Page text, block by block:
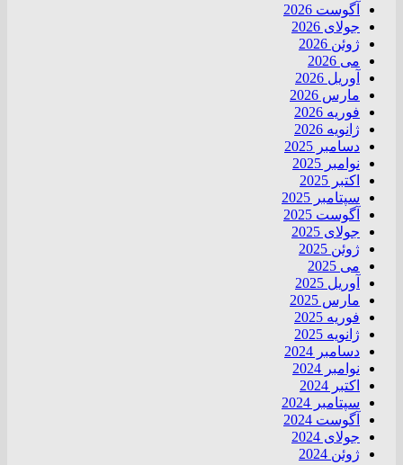
آگوست 2026
جولای 2026
ژوئن 2026
می 2026
آوریل 2026
مارس 2026
فوریه 2026
ژانویه 2026
دسامبر 2025
نوامبر 2025
اکتبر 2025
سپتامبر 2025
آگوست 2025
جولای 2025
ژوئن 2025
می 2025
آوریل 2025
مارس 2025
فوریه 2025
ژانویه 2025
دسامبر 2024
نوامبر 2024
اکتبر 2024
سپتامبر 2024
آگوست 2024
جولای 2024
ژوئن 2024